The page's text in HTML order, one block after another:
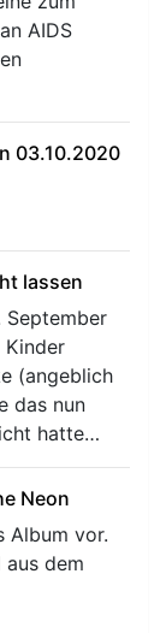
AIDS
03.10.2020
lassen
September
Kinder
(angeblich
das nun
hatte…
Neon
Album vor.
dem